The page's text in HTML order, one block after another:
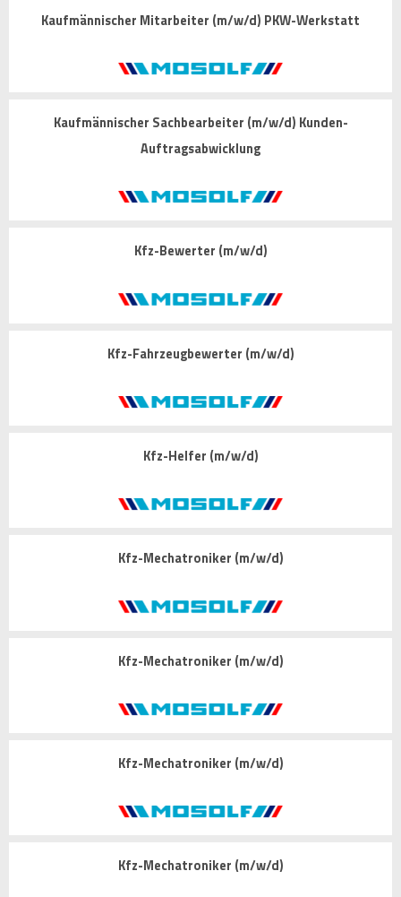
Kaufmännischer Mitarbeiter (m/w/d) PKW-Werkstatt
Kaufmännischer Sachbearbeiter (m/w/d) Kunden-
Auftragsabwicklung
Kfz-Bewerter (m/w/d)
Kfz-Fahrzeugbewerter (m/w/d)
Kfz-Helfer (m/w/d)
Kfz-Mechatroniker (m/w/d)
Kfz-Mechatroniker (m/w/d)
Kfz-Mechatroniker (m/w/d)
Kfz-Mechatroniker (m/w/d)